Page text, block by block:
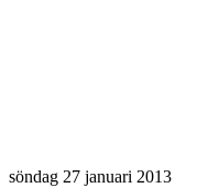
söndag 27 januari 2013